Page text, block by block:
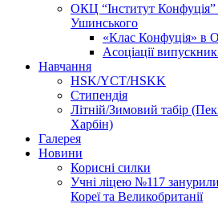
ОКЦ “Інститут Конфуція”
Ушинського
«Клас Конфуція»
Асоціації
Навчання
HSK/YCT/HSKK
Стипендія
Літній/Зимовий табір
Харбін)
Галерея
Новини
Корисні силки
Учні ліцею №117
Кореї та Великобританії